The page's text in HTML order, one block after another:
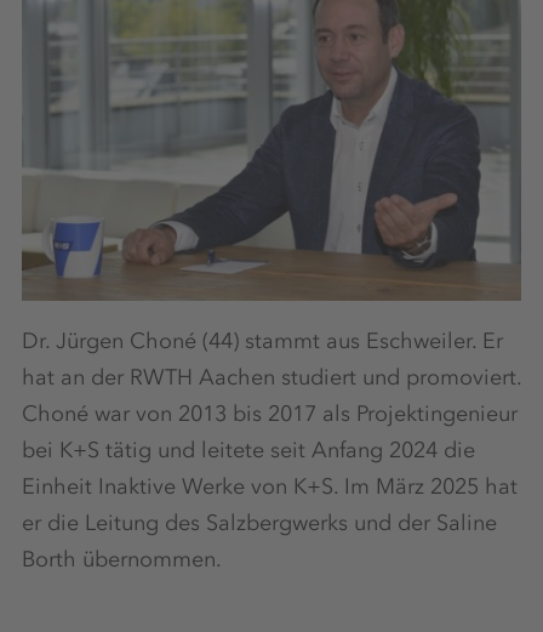
Dr. Jürgen Choné (44) stammt aus Eschweiler. Er
hat an der RWTH Aachen studiert und promoviert.
Choné war von 2013 bis 2017 als Projektingenieur
bei K+S tätig und leitete seit Anfang 2024 die
Einheit Inaktive Werke von K+S. Im März 2025 hat
er die Leitung des Salzbergwerks und der Saline
Borth übernommen.